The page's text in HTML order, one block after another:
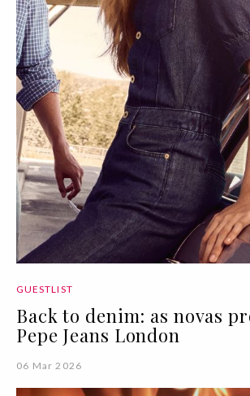
GUESTLIST
Back to denim: as novas
Pepe Jeans London
06 Mar 2026